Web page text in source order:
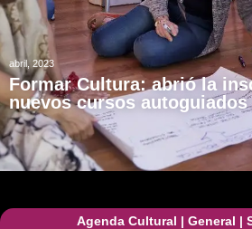
abril, 2023
Formar Cultura: abrió la
nuevos cursos autoguiados
Agenda Cultural | General |